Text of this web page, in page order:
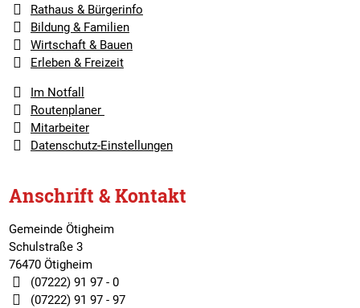
Rathaus & Bürgerinfo
Bildung & Familien
Wirtschaft & Bauen
Erleben & Freizeit
Im Notfall
Routenplaner
Mitarbeiter
Datenschutz-Einstellungen
Anschrift & Kontakt
Gemeinde Ötigheim
Schulstraße 3
76470 Ötigheim
(07222) 91 97 - 0
(07222) 91 97 - 97